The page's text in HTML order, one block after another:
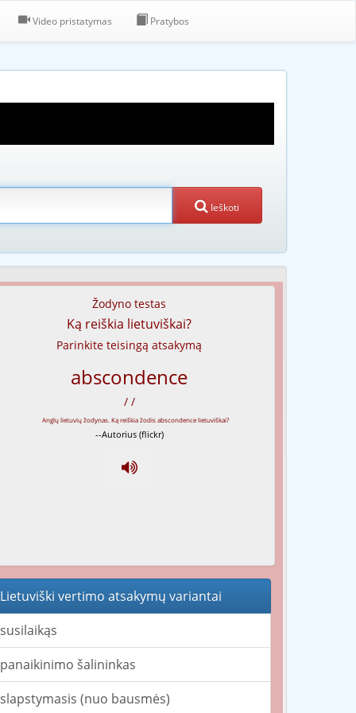
Video pristatymas Pratybos
Ieškoti
Žodyno testas
Ką reiškia lietuviškai?
Parinkite teisingą atsakymą
abscondence
/ /
--Autorius (flickr)
Lietuviški vertimo atsakymų variantai
susilaikąs
panaikinimo šalininkas
slapstymasis (nuo bausmės)